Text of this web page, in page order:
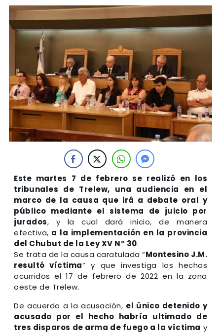
Este martes 7 de febrero se realizó en los
tribunales de Trelew, una audiencia en el
marco de la causa que irá a debate oral y
público mediante el sistema de juicio por
jurados, y la cual dará inicio, de manera
efectiva, a la implementación en la provincia
del Chubut de la Ley XV N° 30.
Se trata de la causa caratulada “Montesino J.M.
resultó víctima” y que investiga los hechos
ocurridos el 17 de febrero de 2022 en la zona
oeste de Trelew.
De acuerdo a la acusación, el único detenido y
acusado por el hecho habría ultimado de
tres disparos de arma de fuego a la víctima y